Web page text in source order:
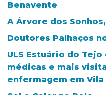
Benavente
A Árvore dos
Doutores Palhaços
ULS Estuário do
médicas e mais
enfermagem em Vila